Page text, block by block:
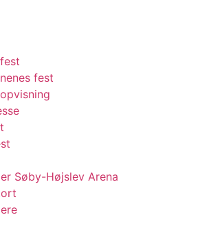
fest
Søby-Højslev Arena